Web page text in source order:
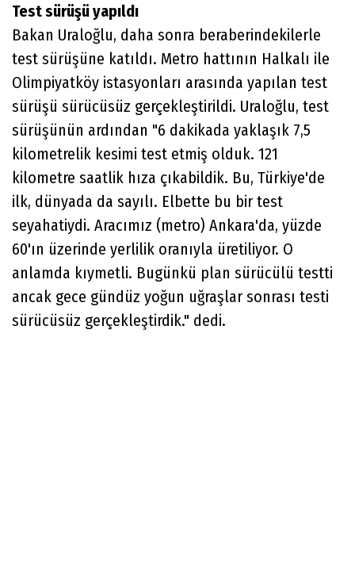
Test sürüşü yapıldı
Bakan Uraloğlu, daha sonra beraberindekilerle
test sürüşüne katıldı. Metro hattının Halkalı ile
Olimpiyatköy istasyonları arasında yapılan test
sürüşü sürücüsüz gerçekleştirildi. Uraloğlu, test
sürüşünün ardından "6 dakikada yaklaşık 7,5
kilometrelik kesimi test etmiş olduk. 121
kilometre saatlik hıza çıkabildik. Bu, Türkiye'de
ilk, dünyada da sayılı. Elbette bu bir test
seyahatiydi. Aracımız (metro) Ankara'da, yüzde
60'ın üzerinde yerlilik oranıyla üretiliyor. O
anlamda kıymetli. Bugünkü plan sürücülü testti
ancak gece gündüz yoğun uğraşlar sonrası testi
sürücüsüz gerçekleştirdik." dedi.